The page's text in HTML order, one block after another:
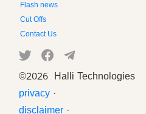
Flash news
Cut Offs
Contact Us
©2026 Halli Technologies
privacy ·